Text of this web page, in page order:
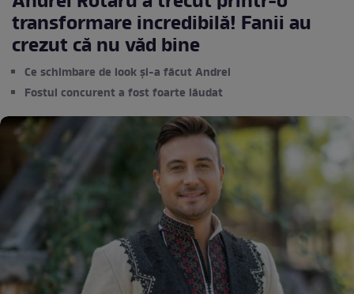
transformare incredibilă! Fanii au
crezut că nu văd bine
Ce schimbare de look și-a făcut Andrei
Fostul concurent a fost foarte lăudat